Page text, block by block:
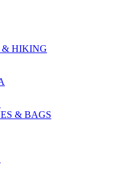
& HIKING
& BAGS